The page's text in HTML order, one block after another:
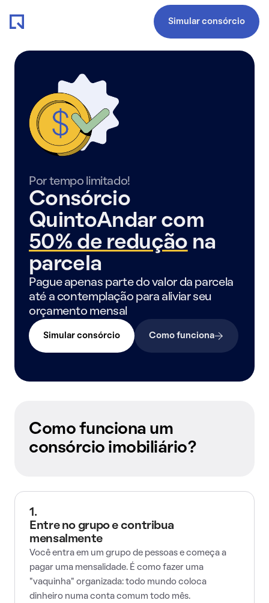
Simular consórcio
Por tempo limitado!
Consórcio
QuintoAndar com
50% de redução na
parcela
Pague apenas parte do valor da parcela
até a contemplação para aliviar seu
orçamento mensal
Simular consórcio Como funciona
Como funciona um
consórcio imobiliário?
1.
Entre no grupo e contribua
mensalmente
Você entra em um grupo de pessoas e começa a
pagar uma mensalidade. É como fazer uma
"vaquinha" organizada: todo mundo coloca
dinheiro numa conta comum todo mês.